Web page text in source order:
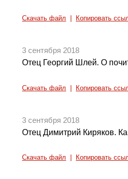
Скачать файл Копировать
3 сентября 2018
Отец Георгий Шлей. О
Скачать файл Копировать
3 сентября 2018
Отец Димитрий Киряков.
Скачать файл Копировать